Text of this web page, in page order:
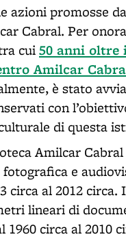
azioni promosse
Cabral. Per
cui50 anni oltre
Amilcar
è stato
con
di questa
Amilcar
e
circa al 2012
lineari di
circa al 2010